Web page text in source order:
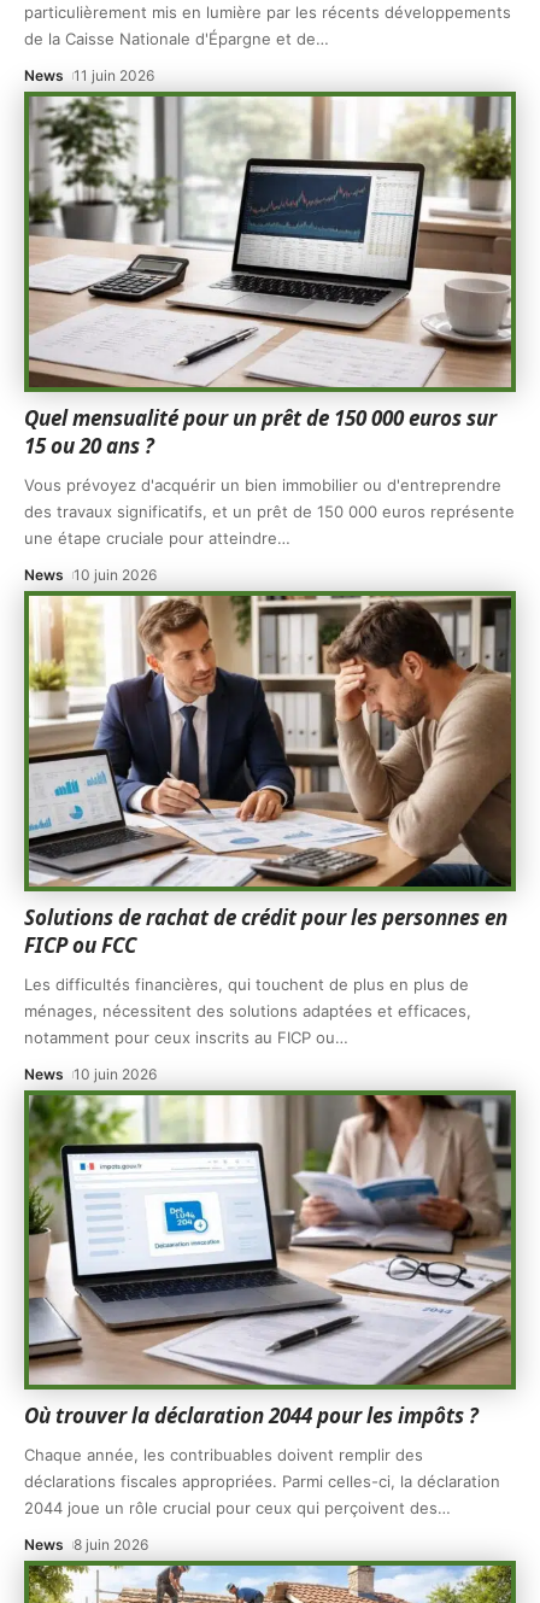
particulièrement mis en lumière par les récents développements
de la Caisse Nationale d'Épargne et de…
News 11 juin 2026
Quel mensualité pour un prêt de 150 000 euros sur
15 ou 20 ans ?
Vous prévoyez d'acquérir un bien immobilier ou d'entreprendre
des travaux significatifs, et un prêt de 150 000 euros représente
une étape cruciale pour atteindre…
News 10 juin 2026
Solutions de rachat de crédit pour les personnes en
FICP ou FCC
Les difficultés financières, qui touchent de plus en plus de
ménages, nécessitent des solutions adaptées et efficaces,
notamment pour ceux inscrits au FICP ou…
News 10 juin 2026
Où trouver la déclaration 2044 pour les impôts ?
Chaque année, les contribuables doivent remplir des
déclarations fiscales appropriées. Parmi celles-ci, la déclaration
2044 joue un rôle crucial pour ceux qui perçoivent des…
News 8 juin 2026